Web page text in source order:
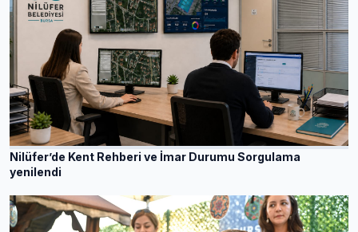
Nilüfer’de Kent Rehberi ve İmar Durumu Sorgulama
yenilendi